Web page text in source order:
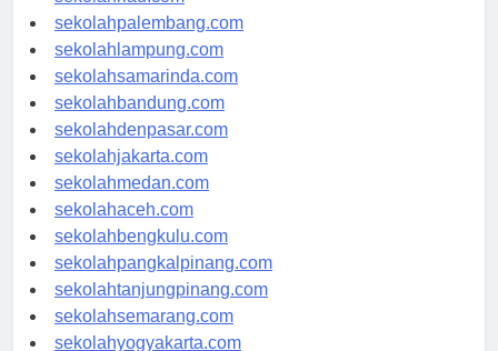
sekolahriau.com
sekolahpalembang.com
sekolahlampung.com
sekolahsamarinda.com
sekolahbandung.com
sekolahdenpasar.com
sekolahjakarta.com
sekolahmedan.com
sekolahaceh.com
sekolahbengkulu.com
sekolahpangkalpinang.com
sekolahtanjungpinang.com
sekolahsemarang.com